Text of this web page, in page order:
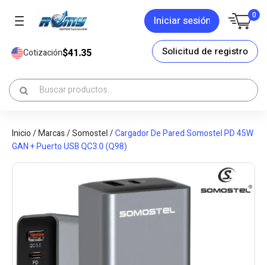
Iniciar sesión 0
Cotización$41.35 Solicitud de registro
Inicio/Marcas/Somostel/Cargador De Pared Somostel PD 45W
GAN + Puerto USB QC3.0 (Q98)